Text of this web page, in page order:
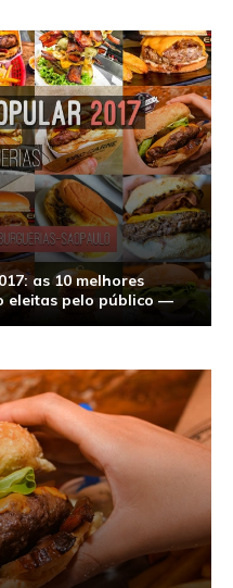
as 10 melhores
eleitas pelo público —